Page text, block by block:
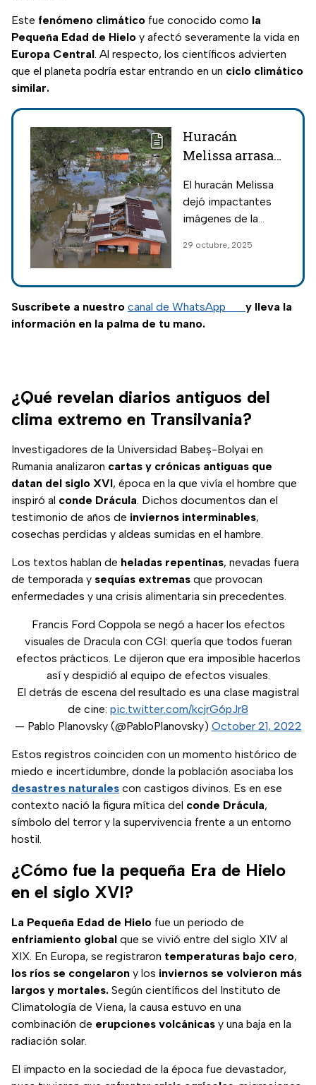
Este fenómeno climático fue conocido como la
Pequeña Edad de Hielo y afectó severamente la vida en
Europa Central. Al respecto, los científicos advierten
que el planeta podría estar entrando en un ciclo climático
similar.
Huracán
Melissa arrasa
razones por las
que
llaman “la
siglo”: VIDEOS
El huracán Melissa
dejó impactantes
imágenes de la
provocó a su paso
29 octubre, 2025
Suscríbete a nuestro canal de WhatsApp
y lleva la
información en la palma de tu mano.
¿Qué revelan diarios antiguos del
clima extremo en Transilvania?
Investigadores de la Universidad Babeș-Bolyai en
Rumania analizaron cartas y crónicas antiguas que
datan del siglo XVI, época en la que vivía el hombre que
inspiró al conde Drácula. Dichos documentos dan el
testimonio de años de inviernos interminables,
cosechas perdidas y aldeas sumidas en el hambre.
Los textos hablan de heladas repentinas, nevadas fuera
de temporada y sequías extremas que provocan
enfermedades y una crisis alimentaria sin precedentes.
Francis Ford Coppola se negó a hacer los efectos
visuales de Dracula con CGI: quería que todos fueran
efectos prácticos. Le dijeron que era imposible hacerlos
así y despidió al equipo de efectos visuales.
El detrás de escena del resultado es una clase magistral
de cine: pic.twitter.com/kcjrG6pJr8
— Pablo Planovsky (@PabloPlanovsky) October 21, 2022
Estos registros coinciden con un momento histórico de
miedo e incertidumbre, donde la población asociaba los
desastres naturales con castigos divinos. Es en ese
contexto nació la figura mítica del conde Drácula,
símbolo del terror y la supervivencia frente a un entorno
hostil.
¿Cómo fue la pequeña Era de Hielo
en el siglo XVI?
La Pequeña Edad de Hielo fue un periodo de
enfriamiento global que se vivió entre del siglo XIV al
XIX. En Europa, se registraron temperaturas bajo cero,
los ríos se congelaron y los inviernos se volvieron más
largos y mortales. Según científicos del Instituto de
Climatología de Viena, la causa estuvo en una
combinación de erupciones volcánicas y una baja en la
radiación solar.
El impacto en la sociedad de la época fue devastador,